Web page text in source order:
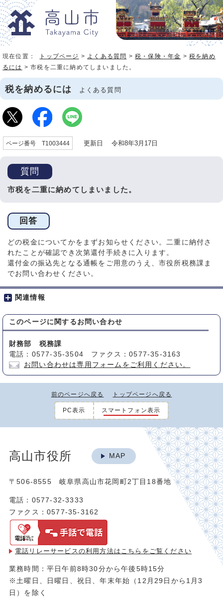
現在位置： トップページ > よくある質問 >税・保険・年金 >税を納め
るには > 市税を二重に納めてしまいました。
税を納めるには よくある質問
ページ番号 T1003444 更新日 令和8年3月17日
質問
市税を二重に納めてしまいました。
回答
どの税金についてかをまずお知らせください。二重に納付さ
れたことが確認でき次第還付手続きに入ります。
還付金の振込先となる通帳をご用意のうえ、市役所税務課ま
でお問い合わせください。
関連情報
このページに関する お問い合わせ
財務部 税務課
電話：0577-35-3504 ファクス：0577-35-3163
お問い合わせは専用フォームをご利用ください。
前のページへ戻る トップページへ戻る
PC表示 スマートフォン表示
高山市役所 MAP
〒506-8555 岐阜県高山市花岡町2丁目18番地
電話：0577-32-3333
ファクス：0577-35-3162
電話リレーサービスの利用方法は こちらをご覧ください
業務時間：平日午前8時30分から午後5時15分
※土曜日、日曜日、祝日、年末年始（12月29日から1月3
日）を除く